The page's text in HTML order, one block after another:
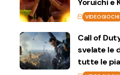
VIDEOGIOCHI
Call of
svelate le
tutte le